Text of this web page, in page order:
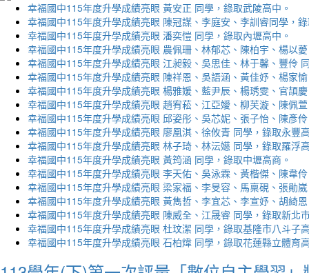
幸福國中115年度升學成績亮眼 黃安正 同學，錄取武陵高中。
幸福國中115年度升學成績亮眼 陳冠謀、李庭安、李訓睿同學，
幸福國中115年度升學成績亮眼 潘奕愷 同學，錄取內壢高中。
幸福國中115年度升學成績亮眼 農佩珊、林郁芯、陳柏宇、楊以
幸福國中115年度升學成績亮眼 江昶毅、吳思佳、林于馨、豐伶
幸福國中115年度升學成績亮眼 陳祥恩、吳語涵、黃佳妤、楊家
幸福國中115年度升學成績亮眼 楊雅媛、藍尹辰、楊琇雯、官頡
幸福國中115年度升學成績亮眼 趙宥菘、江亞嬡、柳芙漩、陳佩
幸福國中115年度升學成績亮眼 邱姿彤、吳芯妮、張子怡、陳彥
幸福國中115年度升學成績亮眼 廖凰淇、徐攸青 同學，錄取永豐
幸福國中115年度升學成績亮眼 林子琦、林沄嬨 同學，錄取羅浮
幸福國中115年度升學成績亮眼 黃筠涵 同學，錄取中壢高商。
幸福國中115年度升學成績亮眼 李天佑、吳泳霖、黃楷傑、陳韋
幸福國中115年度升學成績亮眼 梁家福、李旻容、馬稟硯、張勛
幸福國中115年度升學成績亮眼 黃雋哲、李宜芯、李宣妤、胡綺
幸福國中115年度升學成績亮眼 陳威全、江晟睿 同學，錄取新北
幸福國中115年度升學成績亮眼 杜玟潔 同學，錄取基隆市八斗子
幸福國中115年度升學成績亮眼 石柏煒 同學，錄取花蓮縣立體育